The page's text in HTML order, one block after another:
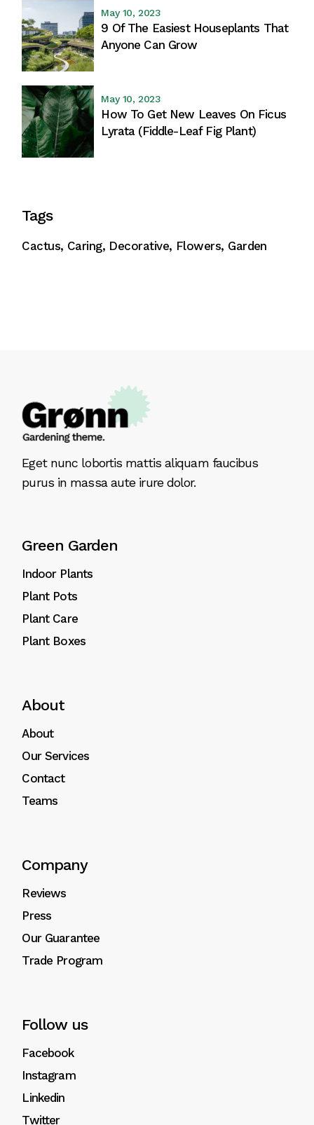
May 10, 2023
9 Of The Easiest Houseplants That
Anyone Can Grow
May 10, 2023
How To Get New Leaves On Ficus
Lyrata (Fiddle-Leaf Fig Plant)
Tags
Cactus Caring Decorative Flowers Garden
Eget nunc lobortis mattis aliquam faucibus
purus in massa aute irure dolor.
Green Garden
Indoor Plants
Plant Pots
Plant Care
Plant Boxes
About
About
Our Services
Contact
Teams
Company
Reviews
Press
Our Guarantee
Trade Program
Follow us
Facebook
Instagram
Linkedin
Twitter